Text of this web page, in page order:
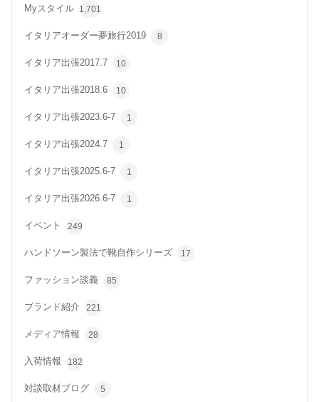
Myスタイル 1,701
イタリアオーダー夢旅行2019 8
イタリア出張2017.7 10
イタリア出張2018.6 10
イタリア出張2023.6-7 1
イタリア出張2024.7 1
イタリア出張2025.6-7 1
イタリア出張2026.6-7 1
イベント 249
ハンドソーン製法で靴自作シリーズ 17
ファッション談義 85
ブランド紹介 221
メディア情報 28
入荷情報 182
対談取材ブログ 5